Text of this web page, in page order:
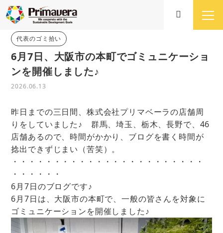
代表のゴミ拾い
6月7日、大阪市の本町でゴミュニケーショ
ンを開催しました♪
2026.06.13
昨日までの三日間、株式会社プリマベーラの店舗周
りをしていました♪ 群馬、埼玉、栃木、長野で、46
店舗あるので、時間がかかり、ブログを書く時間が
捻出できずじまい（苦笑）。
・・・・・・・・・・・・・・・・・・・・・・・
・・・・・・
6月7日のブログです♪
6月7日は、大阪市の本町で、一般の皆さんを対象に
ゴミュニケーションを開催しました♪